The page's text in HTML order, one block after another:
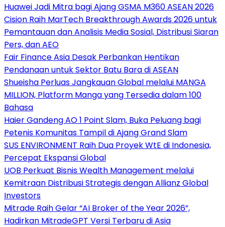
Huawei Jadi Mitra bagi Ajang GSMA M360 ASEAN 2026
Cision Raih MarTech Breakthrough Awards 2026 untuk
Pemantauan dan Analisis Media Sosial, Distribusi Siaran
Pers, dan AEO
Fair Finance Asia Desak Perbankan Hentikan
Pendanaan untuk Sektor Batu Bara di ASEAN
Shueisha Perluas Jangkauan Global melalui MANGA
MILLION, Platform Manga yang Tersedia dalam 100
Bahasa
Haier Gandeng AO 1 Point Slam, Buka Peluang bagi
Petenis Komunitas Tampil di Ajang Grand Slam
SUS ENVIRONMENT Raih Dua Proyek WtE di Indonesia,
Percepat Ekspansi Global
UOB Perkuat Bisnis Wealth Management melalui
Kemitraan Distribusi Strategis dengan Allianz Global
Investors
Mitrade Raih Gelar “AI Broker of the Year 2026”,
Hadirkan MitradeGPT Versi Terbaru di Asia